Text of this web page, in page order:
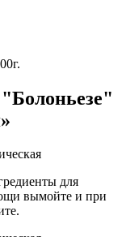
для
вымойте и при